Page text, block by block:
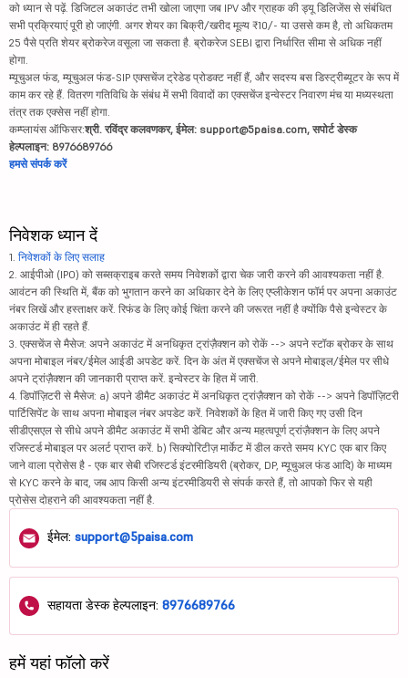
को ध्यान से पढ़ें. डिजिटल अकाउंट तभी खोला जाएगा जब IPV और ग्राहक की ड्यू डिलिजेंस से संबंधित
सभी प्रक्रियाएं पूरी हो जाएंगी. अगर शेयर का बिक्री/खरीद मूल्य ₹10/- या उससे कम है, तो अधिकतम
25 पैसे प्रति शेयर ब्रोकरेज वसूला जा सकता है. ब्रोकरेज SEBI द्वारा निर्धारित सीमा से अधिक नहीं
होगा.
म्यूचुअल फंड, म्यूचुअल फंड-SIP एक्सचेंज ट्रेडेड प्रोडक्ट नहीं हैं, और सदस्य बस डिस्ट्रीब्यूटर के रूप में
काम कर रहे हैं. वितरण गतिविधि के संबंध में सभी विवादों का एक्सचेंज इन्वेस्टर निवारण मंच या मध्यस्थता
तंत्र तक एक्सेस नहीं होगा.
कम्प्लायंस ऑफिसर:श्री. रविंद्र कलवणकर, ईमेल: support@5paisa.com, सपोर्ट डेस्क
हेल्पलाइन: 8976689766
हमसे संपर्क करें
निवेशक ध्यान दें
1. निवेशकों के लिए सलाह
2. आईपीओ (IPO) को सब्सक्राइब करते समय निवेशकों द्वारा चेक जारी करने की आवश्यकता नहीं है.
आवंटन की स्थिति में, बैंक को भुगतान करने का अधिकार देने के लिए एप्लीकेशन फॉर्म पर अपना अकाउंट
नंबर लिखें और हस्ताक्षर करें. रिफंड के लिए कोई चिंता करने की जरूरत नहीं है क्योंकि पैसे इन्वेस्टर के
अकाउंट में ही रहते हैं.
3. एक्सचेंज से मैसेज: अपने अकाउंट में अनधिकृत ट्रांज़ैक्शन को रोकें --> अपने स्टॉक ब्रोकर के साथ
अपना मोबाइल नंबर/ईमेल आईडी अपडेट करें. दिन के अंत में एक्सचेंज से अपने मोबाइल/ईमेल पर सीधे
अपने ट्रांज़ैक्शन की जानकारी प्राप्त करें. इन्वेस्टर के हित में जारी.
4. डिपॉज़िटरी से मैसेज: a) अपने डीमैट अकाउंट में अनधिकृत ट्रांज़ैक्शन को रोकें --> अपने डिपॉज़िटरी
पार्टिसिपेंट के साथ अपना मोबाइल नंबर अपडेट करें. निवेशकों के हित में जारी किए गए उसी दिन
सीडीएसएल से सीधे अपने डीमैट अकाउंट में सभी डेबिट और अन्य महत्वपूर्ण ट्रांज़ैक्शन के लिए अपने
रजिस्टर्ड मोबाइल पर अलर्ट प्राप्त करें. b) सिक्योरिटीज़ मार्केट में डील करते समय KYC एक बार किए
जाने वाला प्रोसेस है - एक बार सेबी रजिस्टर्ड इंटरमीडियरी (ब्रोकर, DP, म्यूचुअल फंड आदि) के माध्यम
से KYC करने के बाद, जब आप किसी अन्य इंटरमीडियरी से संपर्क करते हैं, तो आपको फिर से यही
प्रोसेस दोहराने की आवश्यकता नहीं है.
ईमेल: support@5paisa.com
सहायता डेस्क हेल्पलाइन: 8976689766
हमें यहां फॉलो करें